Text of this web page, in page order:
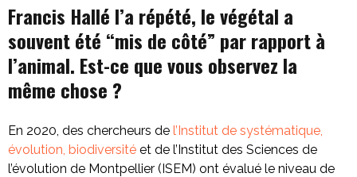
Francis Hallé l’a répété, le végétal a
souvent été “mis de côté” par rapport à
l’animal. Est-ce que vous observez la
même chose ?
En 2020, des chercheurs de l’Institut de systématique,
évolution, biodiversité et de l’Institut des Sciences de
l’évolution de Montpellier (ISEM) ont évalué le niveau de